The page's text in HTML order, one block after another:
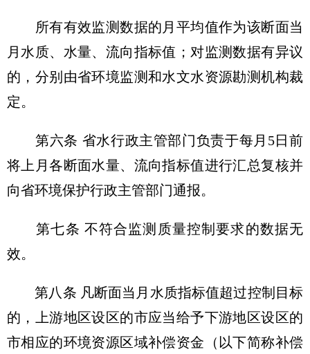
所有有效监测数据的月平均值作为该断面当
月水质、水量、流向指标值；对监测数据有异议
的，分别由省环境监测和水文水资源勘测机构裁
定。
第六条 省水行政主管部门负责于每月5日前
将上月各断面水量、流向指标值进行汇总复核并
向省环境保护行政主管部门通报。
第七条 不符合监测质量控制要求的数据无
效。
第八条 凡断面当月水质指标值超过控制目标
的，上游地区设区的市应当给予下游地区设区的
市相应的环境资源区域补偿资金（以下简称补偿